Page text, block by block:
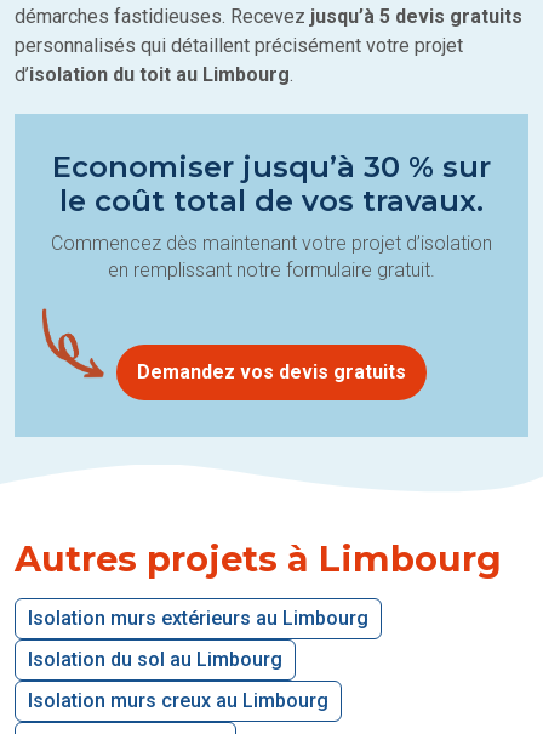
démarches fastidieuses. Recevez jusqu’à 5 devis gratuits
personnalisés qui détaillent précisément votre projet
d’isolation du toit au Limbourg
Economiser jusqu’à 30 % sur
le coût total de vos travaux.
Commencez dès maintenant votre projet d’isolation
en remplissant notre formulaire gratuit.
Demandez vos devis gratuits
Autres projets à Limbourg
Isolation murs extérieurs au Limbourg
Isolation du sol au Limbourg
Isolation murs creux au Limbourg